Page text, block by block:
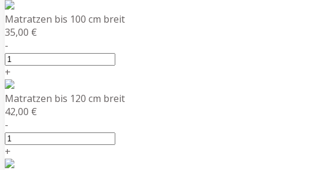
Matratzen bis 100 cm breit
35,00 €
-
+
Matratzen bis 120 cm breit
42,00 €
-
+